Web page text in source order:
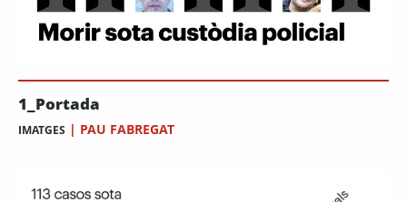
1_Portada
IMATGES | PAU FABREGAT